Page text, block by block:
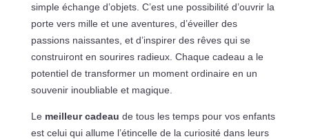
simple échange d’objets. C’est une possibilité d’ouvrir la
porte vers mille et une aventures, d’éveiller des
passions naissantes, et d’inspirer des rêves qui se
construiront en sourires radieux. Chaque cadeau a le
potentiel de transformer un moment ordinaire en un
souvenir inoubliable et magique.
Le meilleur cadeau de tous les temps pour vos enfants
est celui qui allume l’étincelle de la curiosité dans leurs